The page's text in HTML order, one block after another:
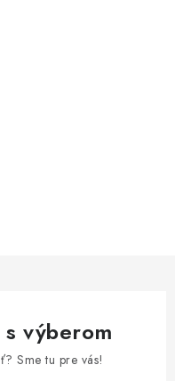
s výberom
Sme tu pre vás!